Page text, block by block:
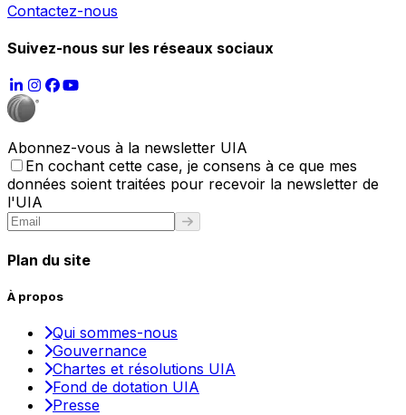
Contactez-nous
Suivez-nous sur les réseaux sociaux
Abonnez-vous à la newsletter UIA
En cochant cette case, je consens à ce que mes
données soient traitées pour recevoir la newsletter de
l'UIA
Plan du site
À propos
Qui sommes-nous
Gouvernance
Chartes et résolutions UIA
Fond de dotation UIA
Presse